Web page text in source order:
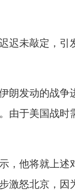
迟未敲定，引
朗发动的战
由于美国战
，他将就上
激怒北京，